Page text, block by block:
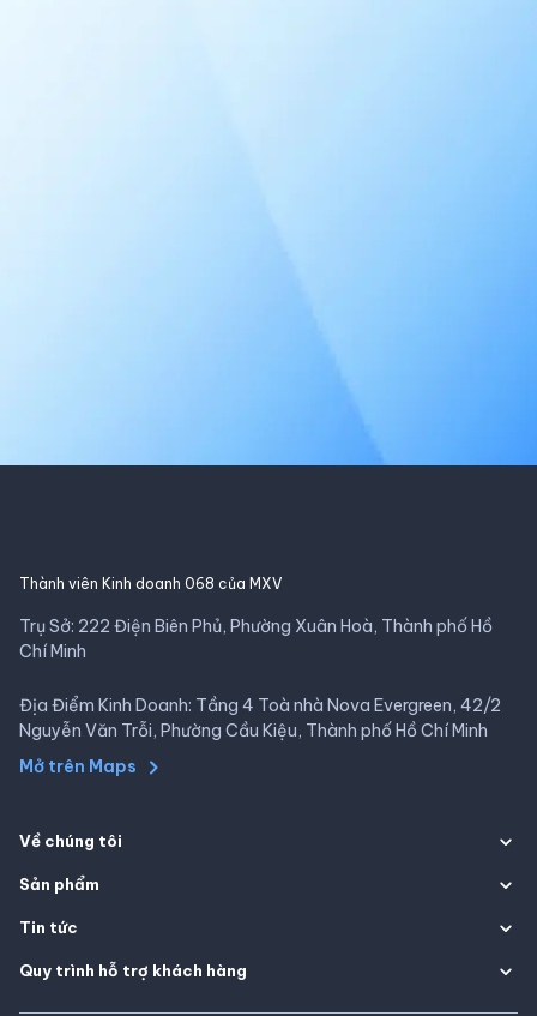
Thành viên Kinh doanh 068 của MXV
Trụ Sở: 222 Điện Biên Phủ, Phường Xuân Hoà, Thành phố Hồ
Chí Minh
Địa Điểm Kinh Doanh: Tầng 4 Toà nhà Nova Evergreen, 42/2
Nguyễn Văn Trỗi, Phường Cầu Kiệu, Thành phố Hồ Chí Minh
Mở trên Maps
Về chúng tôi
Sản phẩm
Tin tức
Quy trình hỗ trợ khách hàng